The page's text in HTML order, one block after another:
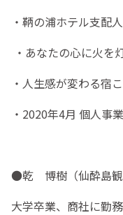
・鞆の浦ホテル支配人
・あなたの心に火を
・人生感が変わる宿
・2020年4月 個人事
●乾 博樹（仙酔島観
大学卒業、商社に勤